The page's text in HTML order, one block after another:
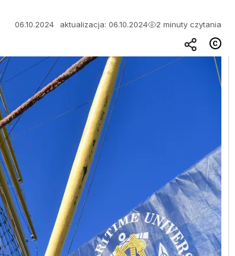
06.10.2024 aktualizacja: 06.10.2024 2 minuty czytania